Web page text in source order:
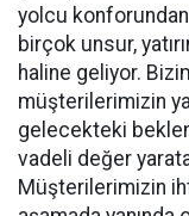
yolcu
birçok unsur,
haline geliyor.
müşterilerimizin
gelecekteki
vadeli değer
Müşterilerimizin